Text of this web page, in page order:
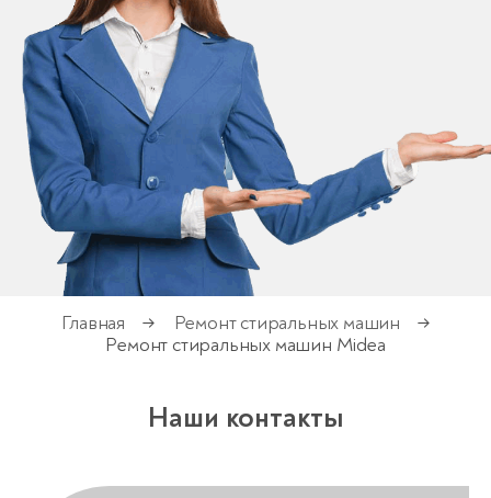
Главная → Ремонт стиральных машин
→
Ремонт стиральных машин Midea
Наши контакты